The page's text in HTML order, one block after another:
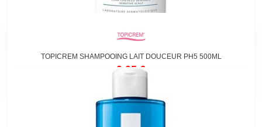
TOPICREM SHAMPOOING LAIT DOUCEUR PH5 500ML
9,95 €